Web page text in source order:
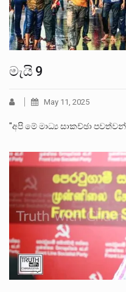
මැයි 9
May 11, 2025
"අපි මේ මාධ්‍ය සාකච්ඡා